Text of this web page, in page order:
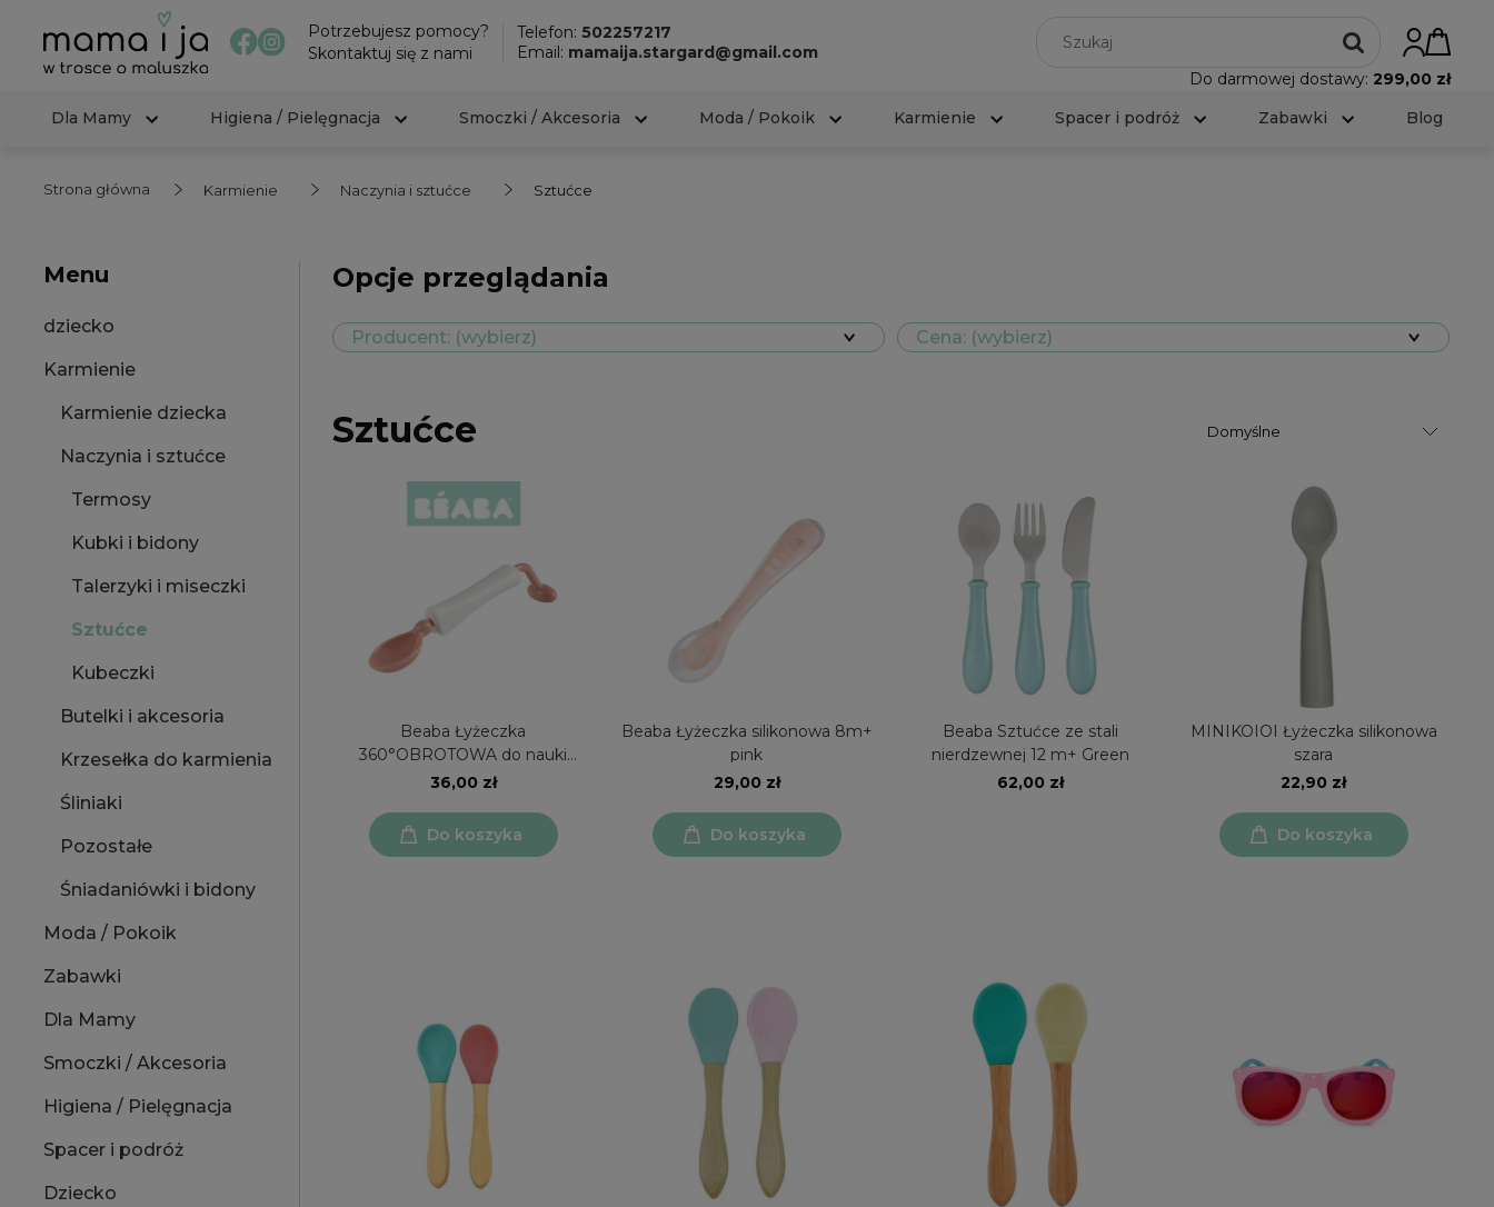
Potrzebujesz pomocy?
Skontaktuj się z nami
Telefon:502257217
Email: mamaija.stargard@gmail.com
Do darmowej dostawy: 299,00 zł
Dla Mamy
Higiena / Pielęgnacja Smoczki / Akcesoria Moda / Pokoik Karmienie Spacer i podróż Zabawki Blog
Strona główna Karmienie Naczynia i sztućce Sztućce
Menu
dziecko
Karmienie
Karmienie dziecka
Naczynia i sztućce
Termosy
Kubki i bidony
Talerzyki i miseczki
Sztućce
Kubeczki
Butelki i akcesoria
Krzesełka do karmienia
Śliniaki
Pozostałe
Śniadaniówki i bidony
Moda / Pokoik
Zabawki
Dla Mamy
Smoczki / Akcesoria
Higiena / Pielęgnacja
Spacer i podróż
Dziecko
Opcje przeglądania
Producent: (wybierz) Cena: (wybierz)
Sztućce
Beaba Łyżeczka
360°OBROTOWA do nauki
jedzenia pink
36,00 zł
Do koszyka
Beaba Łyżeczka silikonowa 8m+
pink
29,00 zł
Do koszyka
Beaba Sztućce ze stali
nierdzewnej 12 m+ Green
62,00 zł
MINIKOIOI Łyżeczka silikonowa
szara
22,90 zł
Do koszyka